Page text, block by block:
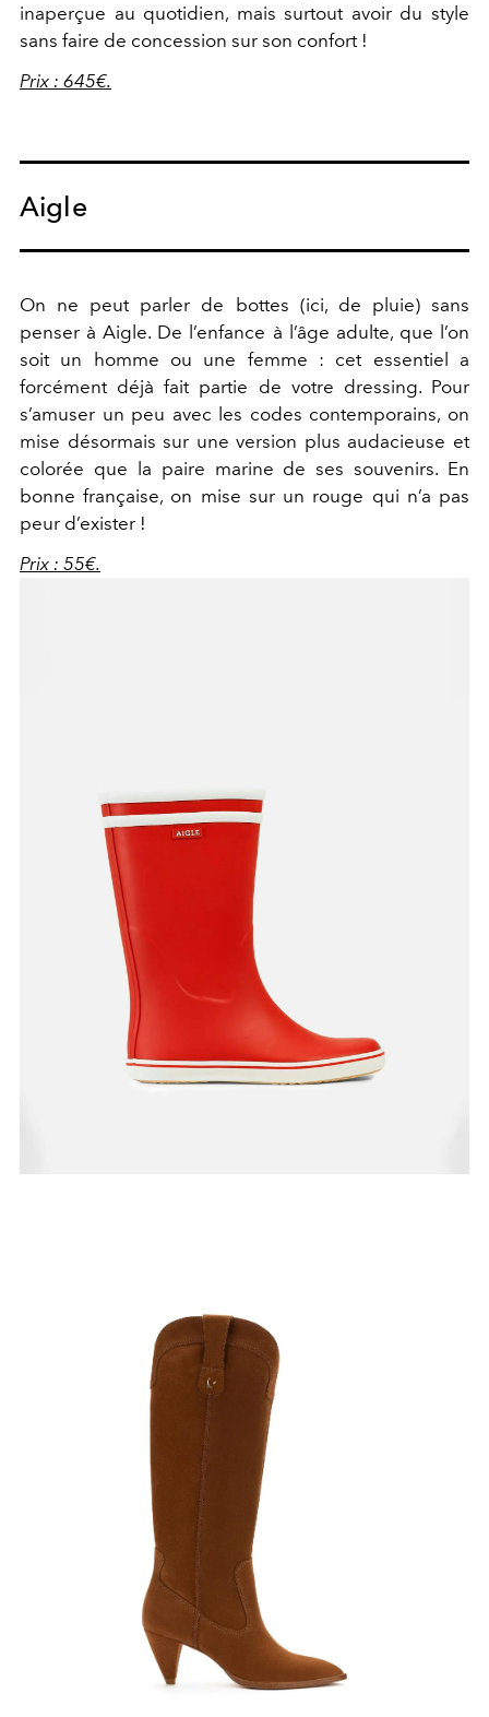
inaperçue au quotidien, mais surtout avoir du style
sans faire de concession sur son confort !
Prix : 645€.
Aigle
On ne peut parler de bottes (ici, de pluie) sans
penser à Aigle. De l’enfance à l’âge adulte, que l’on
soit un homme ou une femme : cet essentiel a
forcément déjà fait partie de votre dressing. Pour
s’amuser un peu avec les codes contemporains, on
mise désormais sur une version plus audacieuse et
colorée que la paire marine de ses souvenirs. En
bonne française, on mise sur un rouge qui n’a pas
peur d’exister !
Prix : 55€.